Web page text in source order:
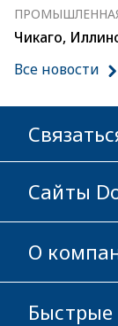
Чикаго,
Все новости
Сайты
Donaldson
Магазин
О
Быстрые